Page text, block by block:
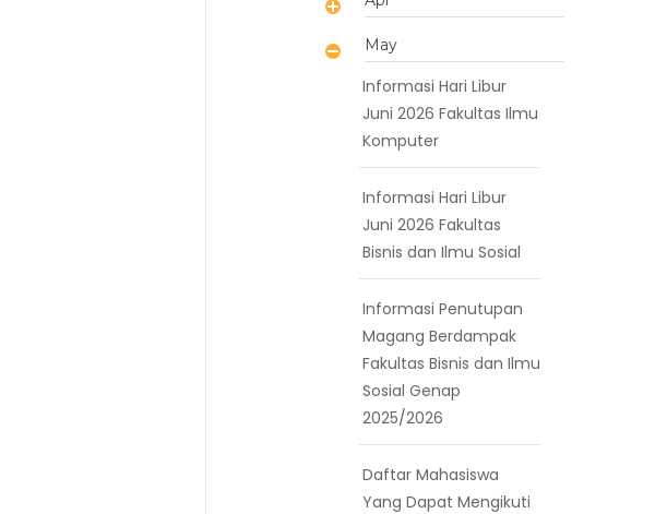
May
Informasi Hari Libur
Juni 2026 Fakultas Ilmu
Komputer
Informasi Hari Libur
Juni 2026 Fakultas
Bisnis dan Ilmu Sosial
Informasi Penutupan
Magang Berdampak
Fakultas Bisnis dan Ilmu
Sosial Genap
2025/2026
Daftar Mahasiswa
Yang Dapat Mengikuti